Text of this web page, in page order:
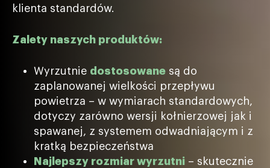
klienta standardów.
Zalety naszych produktów:
Wyrzutnie dostosowane są do
zaplanowanej wielkości przepływu
powietrza – w wymiarach standardowych,
dotyczy zarówno wersji kołnierzowej jak i
spawanej, z systemem odwadniającym i z
kratką bezpieczeństwa
Najlepszy rozmiar wyrzutni – skutecznie